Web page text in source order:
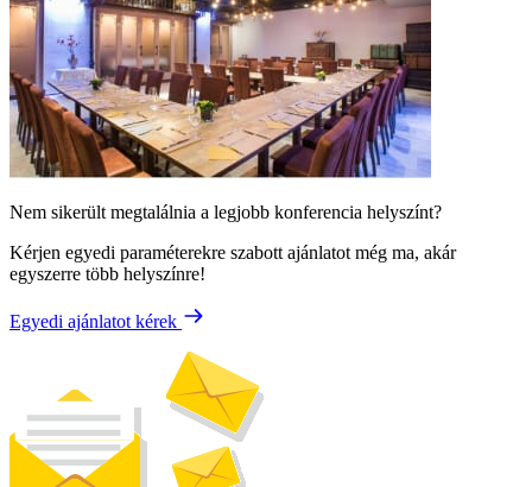
Nem sikerült megtalálnia a legjobb konferencia helyszínt?
Kérjen egyedi paraméterekre szabott ajánlatot még ma, akár
egyszerre több helyszínre!
Egyedi ajánlatot kérek